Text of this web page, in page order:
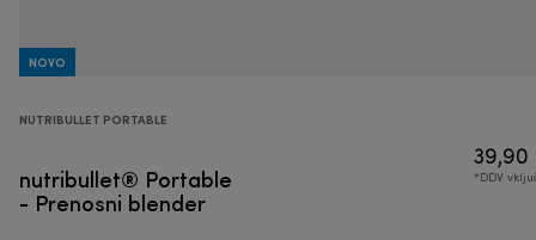
NOVO
NUTRIBULLET PORTABLE
nutribullet® Portable
- Prenosni blender
39,90
*DDV